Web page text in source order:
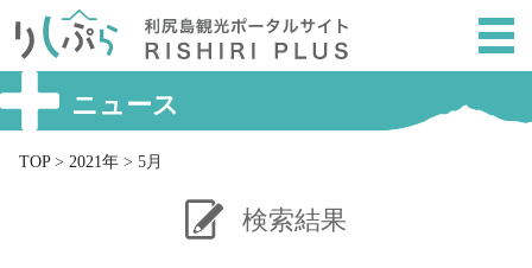
ニ
ュ
ー
を
ニュース
TOP> 2021年 > 5月
検索結果